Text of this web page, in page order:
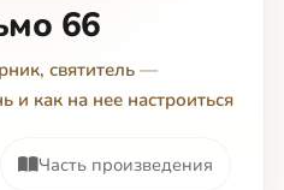
66
святитель —
и как на нее настроиться
Часть произведения